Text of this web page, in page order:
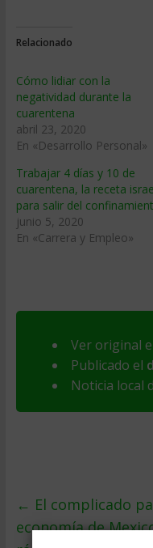
Relacionado
Cómo lidiar con la
negatividad durante la
cuarentena
abril 23, 2020
En «Desarrollo Personal»
Trabajar 4 días y 10 de
cuarentena, la receta
para salir del
junio 5, 2020
En «Carrera y Empleo»
Ver original
Publicado el
Noticia local
← El complicado
economía de